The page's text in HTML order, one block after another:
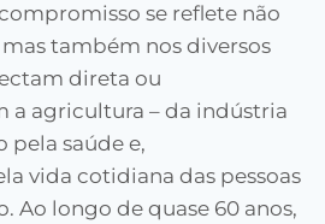
se reflete não
também nos diversos
direta ou
a agricultura – da indústria
pela saúde e,
vida cotidiana das pessoas
Ao longo de quase 60 anos,